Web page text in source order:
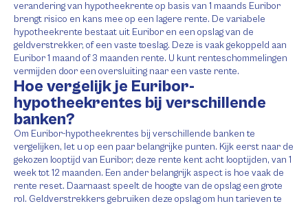
verandering van hypotheekrente op basis van 1 maands Euribor
brengt risico en kans mee op een lagere rente. De variabele
hypotheekrente bestaat uit Euribor en een opslag van de
geldverstrekker, of een vaste toeslag. Deze is vaak gekoppeld aan
Euribor 1 maand of 3 maanden rente. U kunt renteschommelingen
vermijden door een oversluiting naar een vaste rente.
Hoe vergelijk je Euribor-
hypotheekrentes bij verschillende
banken?
Om Euribor-hypotheekrentes bij verschillende banken te
vergelijken, let u op een paar belangrijke punten. Kijk eerst naar de
gekozen looptijd van Euribor; deze rente kent acht looptijden, van 1
week tot 12 maanden. Een ander belangrijk aspect is hoe vaak de
rente reset. Daarnaast speelt de hoogte van de opslag een grote
rol. Geldverstrekkers gebruiken deze opslag om hun tarieven te